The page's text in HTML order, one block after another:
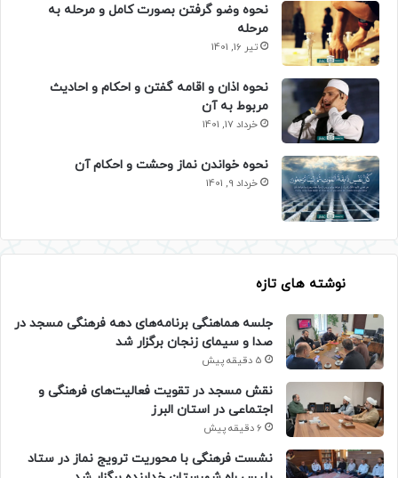
نحوه وضو گرفتن بصورت کامل و مرحله به
مرحله
تیر 16, 1401
نحوه اذان و اقامه گفتن و احکام و احادیث
مربوط به آن
خرداد 17, 1401
نحوه خواندن نماز وحشت و احکام آن
خرداد 9, 1401
نوشته های تازه
جلسه هماهنگی برنامه‌های دهه فرهنگی مسجد در
صدا و سیمای زنجان برگزار شد
5 دقیقه پیش
نقش مسجد در تقویت فعالیت‌های فرهنگی و
اجتماعی در استان البرز
6 دقیقه پیش
نشست فرهنگی با محوریت ترویج نماز در ستاد